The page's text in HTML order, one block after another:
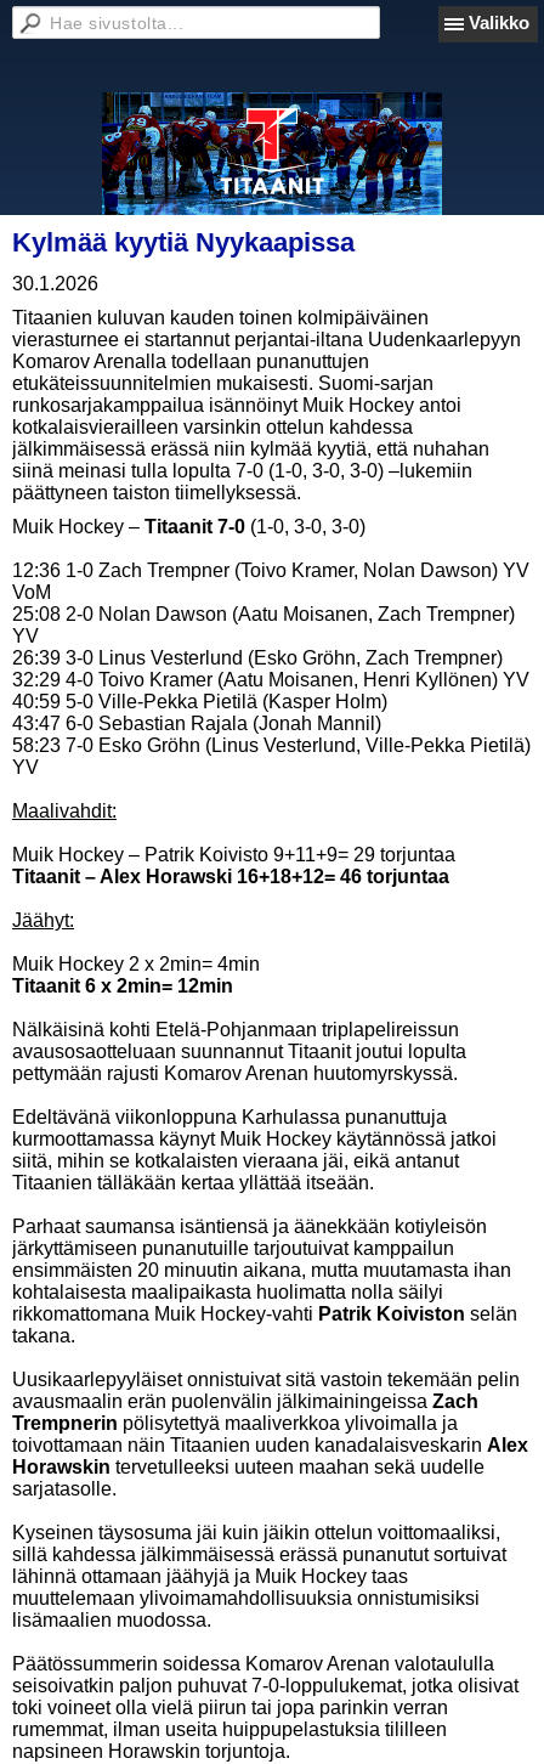
Valikko
Kylmää kyytiä Nyykaapissa
30.1.2026
Titaanien kuluvan kauden toinen kolmipäiväinen
vierasturnee ei startannut perjantai-iltana Uudenkaarlepyyn
Komarov Arenalla todellaan punanuttujen
etukäteissuunnitelmien mukaisesti. Suomi-sarjan
runkosarjakamppailua isännöinyt Muik Hockey antoi
kotkalaisvierailleen varsinkin ottelun kahdessa
jälkimmäisessä erässä niin kylmää kyytiä, että nuhahan
siinä meinasi tulla lopulta 7-0 (1-0, 3-0, 3-0) –lukemiin
päättyneen taiston tiimellyksessä.
Muik Hockey – Titaanit 7-0 (1-0, 3-0, 3-0)
12:36 1-0 Zach Trempner (Toivo Kramer, Nolan Dawson) YV
VoM
25:08 2-0 Nolan Dawson (Aatu Moisanen, Zach Trempner)
YV
26:39 3-0 Linus Vesterlund (Esko Gröhn, Zach Trempner)
32:29 4-0 Toivo Kramer (Aatu Moisanen, Henri Kyllönen) YV
40:59 5-0 Ville-Pekka Pietilä (Kasper Holm)
43:47 6-0 Sebastian Rajala (Jonah Mannil)
58:23 7-0 Esko Gröhn (Linus Vesterlund, Ville-Pekka Pietilä)
YV
Maalivahdit:
Muik Hockey – Patrik Koivisto 9+11+9= 29 torjuntaa
Titaanit – Alex Horawski 16+18+12= 46 torjuntaa
Jäähyt:
Muik Hockey 2 x 2min= 4min
Titaanit 6 x 2min= 12min
Nälkäisinä kohti Etelä-Pohjanmaan triplapelireissun
avausosaotteluaan suunnannut Titaanit joutui lopulta
pettymään rajusti Komarov Arenan huutomyrskyssä.
Edeltävänä viikonloppuna Karhulassa punanuttuja
kurmoottamassa käynyt Muik Hockey käytännössä jatkoi
siitä, mihin se kotkalaisten vieraana jäi, eikä antanut
Titaanien tälläkään kertaa yllättää itseään.
Parhaat saumansa isäntiensä ja äänekkään kotiyleisön
järkyttämiseen punanutuille tarjoutuivat kamppailun
ensimmäisten 20 minuutin aikana, mutta muutamasta ihan
kohtalaisesta maalipaikasta huolimatta nolla säilyi
rikkomattomana Muik Hockey-vahti Patrik Koiviston selän
takana.
Uusikaarlepyyläiset onnistuivat sitä vastoin tekemään pelin
avausmaalin erän puolenvälin jälkimainingeissa Zach
Trempnerin pölisytettyä maaliverkkoa ylivoimalla ja
toivottamaan näin Titaanien uuden kanadalaisveskarin Alex
Horawskin tervetulleeksi uuteen maahan sekä uudelle
sarjatasolle.
Kyseinen täysosuma jäi kuin jäikin ottelun voittomaaliksi,
sillä kahdessa jälkimmäisessä erässä punanutut sortuivat
lähinnä ottamaan jäähyjä ja Muik Hockey taas
muuttelemaan ylivoimamahdollisuuksia onnistumisiksi
lisämaalien muodossa.
Päätössummerin soidessa Komarov Arenan valotaululla
seisoivatkin paljon puhuvat 7-0-loppulukemat, jotka olisivat
toki voineet olla vielä piirun tai jopa parinkin verran
rumemmat, ilman useita huippupelastuksia tililleen
napsineen Horawskin torjuntoja.